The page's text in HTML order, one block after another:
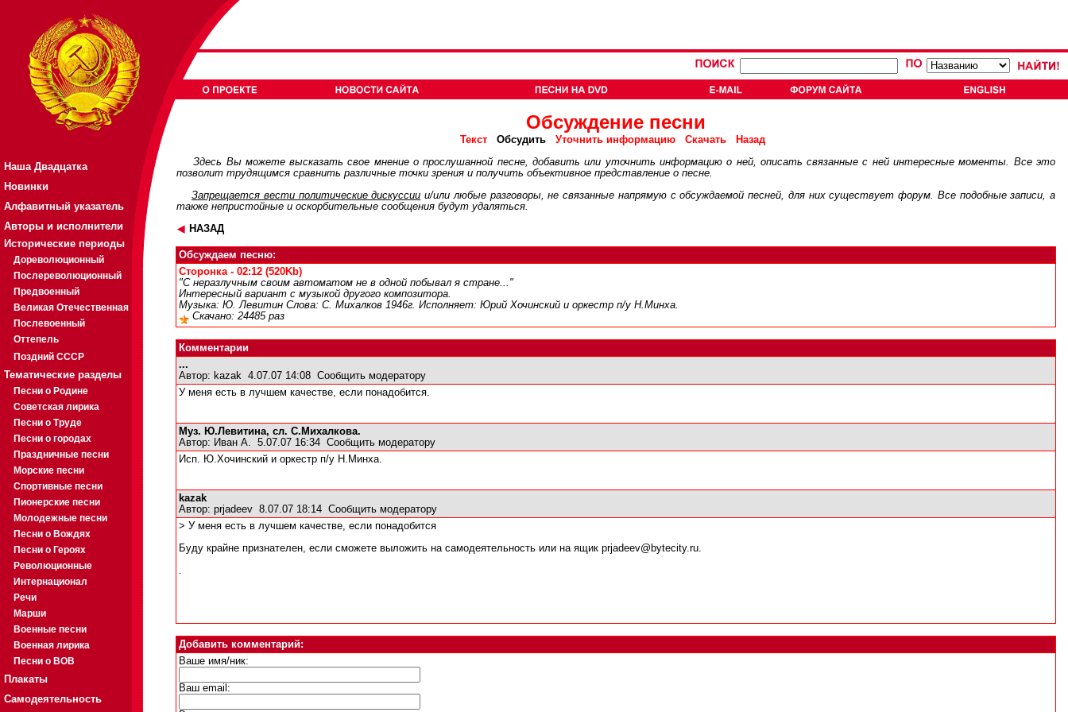
Наша Двадцатка
Новинки
Алфавитный указатель
Авторы и исполнители
Исторические периоды
Дореволюционный
Послереволюционный
Предвоенный
Великая Отечественная
Послевоенный
Оттепель
Поздний СССР
Тематические разделы
Песни о Родине
Советская лирика
Песни о Труде
Песни о городах
Праздничные песни
Морские песни
Спортивные песни
Пионерские песни
Молодежные песни
Песни о Вождях
Песни о Героях
Революционные
Интернационал
Речи
Марши
Военные песни
Военная лирика
Песни о ВОВ
Плакаты
Самодеятельность
Обсуждение песни
Текст Обсудить Уточнить информацию Скачать
Назад
Здесь Вы можете высказать свое мнение о прослушанной песне, добавить или уточнить информацию о ней, описать связанные с ней интересные моменты. Все это
позволит трудящимся сравнить различные точки зрения и получить объективное представление о песне.
Запрещается вести политические дискуcсии и/или любые разговоры, не связанные напрямую с обсуждаемой песней, для них существует форум. Все подобные записи, а
также непристойные и оскорбительные сообщения будут удаляться.
НАЗАД
Обсуждаем песню:
Сторонка - 02:12 (520Kb)
"С неразлучным своим автоматом не в одной побывал я стране..."
Интересный вариант с музыкой другого композитора.
Музыка: Ю. Левитин Слова: С. Михалков 1946г. Исполняет: Юрий Хочинский и оркестр п/у Н.Минха.
Скачано: 24485 раз
Комментарии
...
Автор: kazak 4.07.07 14:08 Сообщить модератору
У меня есть в лучшем качестве, если понадобится.
Муз. Ю.Левитина, сл. С.Михалкова.
Автор: Иван А. 5.07.07 16:34 Сообщить модератору
Исп. Ю.Хочинский и оркестр п/у Н.Минха.
kazak
Автор: prjadeev 8.07.07 18:14 Сообщить модератору
> У меня есть в лучшем качестве, если понадобится
Буду крайне признателен, если сможете выложить на самодеятельность или на ящик prjadeev@bytecity.ru.
.
Добавить комментарий:
Ваше имя/ник:
Ваш email: